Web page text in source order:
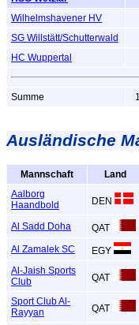
Wilhelmshavener HV
SG Willstätt/Schutterwald
HC Wuppertal
Summe
Ausländische
Mannschaft Land
Aalborg
Haandbold
DEN
Al Sadd Doha QAT
Al Zamalek SC EGY
Al-Jaish Sports
Club
QAT
Sport Club Al-
Rayyan
QAT